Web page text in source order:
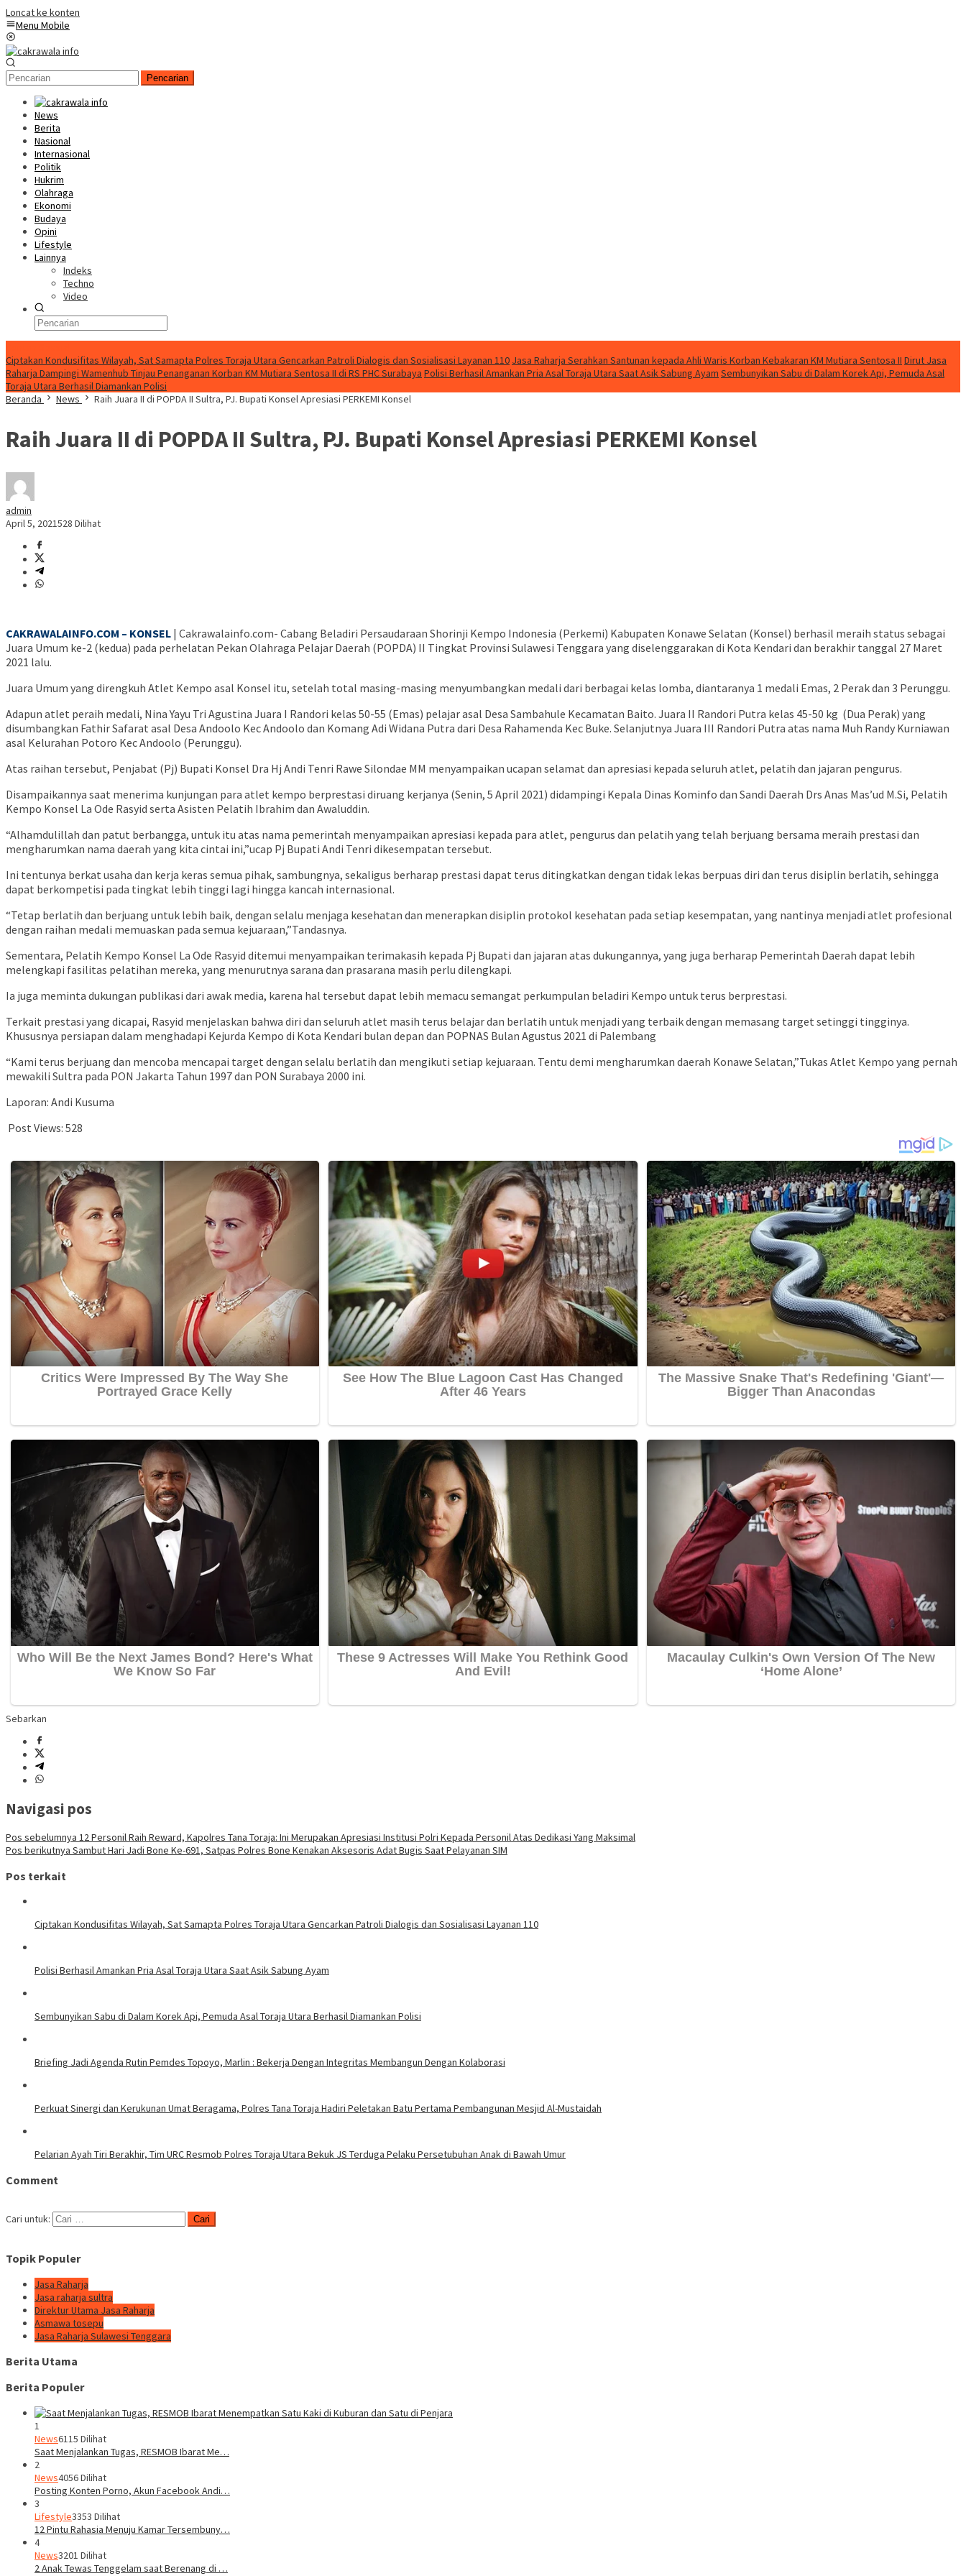
Loncat ke konten
Menu Mobile
Pencarian
News
Berita
Nasional
Internasional
Politik
Hukrim
Olahraga
Ekonomi
Budaya
Opini
Lifestyle
Lainnya
Indeks
Techno
Video
Ciptakan Kondusifitas Wilayah, Sat Samapta Polres Toraja Utara Gencarkan Patroli Dialogis dan Sosialisasi Layanan 110 Jasa Raharja Serahkan Santunan kepada Ahli Waris Korban Kebakaran KM Mutiara Sentosa II Dirut Jasa
Raharja Dampingi Wamenhub Tinjau Penanganan Korban KM Mutiara Sentosa II di RS PHC Surabaya Polisi Berhasil Amankan Pria Asal Toraja Utara Saat Asik Sabung Ayam Sembunyikan Sabu di Dalam Korek Api, Pemuda Asal
Toraja Utara Berhasil Diamankan Polisi
Beranda
News Raih Juara II di POPDA II Sultra, PJ. Bupati Konsel Apresiasi PERKEMI Konsel
Raih Juara II di POPDA II Sultra, PJ. Bupati Konsel Apresiasi PERKEMI Konsel
admin
April 5, 2021528 Dilihat
CAKRAWALAINFO.COM – KONSEL | Cakrawalainfo.com- Cabang Beladiri Persaudaraan Shorinji Kempo Indonesia (Perkemi) Kabupaten Konawe Selatan (Konsel) berhasil meraih status sebagai
Juara Umum ke-2 (kedua) pada perhelatan Pekan Olahraga Pelajar Daerah (POPDA) II Tingkat Provinsi Sulawesi Tenggara yang diselenggarakan di Kota Kendari dan berakhir tanggal 27 Maret
2021 lalu.
Juara Umum yang direngkuh Atlet Kempo asal Konsel itu, setelah total masing-masing menyumbangkan medali dari berbagai kelas lomba, diantaranya 1 medali Emas, 2 Perak dan 3 Perunggu.
Adapun atlet peraih medali, Nina Yayu Tri Agustina Juara I Randori kelas 50-55 (Emas) pelajar asal Desa Sambahule Kecamatan Baito. Juara II Randori Putra kelas 45-50 kg (Dua Perak) yang
disumbangkan Fathir Safarat asal Desa Andoolo Kec Andoolo dan Komang Adi Widana Putra dari Desa Rahamenda Kec Buke. Selanjutnya Juara III Randori Putra atas nama Muh Randy Kurniawan
asal Kelurahan Potoro Kec Andoolo (Perunggu).
Atas raihan tersebut, Penjabat (Pj) Bupati Konsel Dra Hj Andi Tenri Rawe Silondae MM menyampaikan ucapan selamat dan apresiasi kepada seluruh atlet, pelatih dan jajaran pengurus.
Disampaikannya saat menerima kunjungan para atlet kempo berprestasi diruang kerjanya (Senin, 5 April 2021) didampingi Kepala Dinas Kominfo dan Sandi Daerah Drs Anas Mas’ud M.Si, Pelatih
Kempo Konsel La Ode Rasyid serta Asisten Pelatih Ibrahim dan Awaluddin.
“Alhamdulillah dan patut berbangga, untuk itu atas nama pemerintah menyampaikan apresiasi kepada para atlet, pengurus dan pelatih yang telah berjuang bersama meraih prestasi dan
mengharumkan nama daerah yang kita cintai ini,”ucap Pj Bupati Andi Tenri dikesempatan tersebut.
Ini tentunya berkat usaha dan kerja keras semua pihak, sambungnya, sekaligus berharap prestasi dapat terus ditingkatkan dengan tidak lekas berpuas diri dan terus disiplin berlatih, sehingga
dapat berkompetisi pada tingkat lebih tinggi lagi hingga kancah internasional.
“Tetap berlatih dan berjuang untuk lebih baik, dengan selalu menjaga kesehatan dan menerapkan disiplin protokol kesehatan pada setiap kesempatan, yang nantinya menjadi atlet profesional
dengan raihan medali memuaskan pada semua kejuaraan,”Tandasnya.
Sementara, Pelatih Kempo Konsel La Ode Rasyid ditemui menyampaikan terimakasih kepada Pj Bupati dan jajaran atas dukungannya, yang juga berharap Pemerintah Daerah dapat lebih
melengkapi fasilitas pelatihan mereka, yang menurutnya sarana dan prasarana masih perlu dilengkapi.
Ia juga meminta dukungan publikasi dari awak media, karena hal tersebut dapat lebih memacu semangat perkumpulan beladiri Kempo untuk terus berprestasi.
Terkait prestasi yang dicapai, Rasyid menjelaskan bahwa diri dan seluruh atlet masih terus belajar dan berlatih untuk menjadi yang terbaik dengan memasang target setinggi tingginya.
Khususnya persiapan dalam menghadapi Kejurda Kempo di Kota Kendari bulan depan dan POPNAS Bulan Agustus 2021 di Palembang
“Kami terus berjuang dan mencoba mencapai target dengan selalu berlatih dan mengikuti setiap kejuaraan. Tentu demi mengharumkan daerah Konawe Selatan,”Tukas Atlet Kempo yang pernah
mewakili Sultra pada PON Jakarta Tahun 1997 dan PON Surabaya 2000 ini.
Laporan: Andi Kusuma
Post Views: 528
Sebarkan
Navigasi pos
Pos sebelumnya 12 Personil Raih Reward, Kapolres Tana Toraja: Ini Merupakan Apresiasi Institusi Polri Kepada Personil Atas Dedikasi Yang Maksimal
Pos berikutnya Sambut Hari Jadi Bone Ke-691, Satpas Polres Bone Kenakan Aksesoris Adat Bugis Saat Pelayanan SIM
Pos terkait
Ciptakan Kondusifitas Wilayah, Sat Samapta Polres Toraja Utara Gencarkan Patroli Dialogis dan Sosialisasi Layanan 110
Polisi Berhasil Amankan Pria Asal Toraja Utara Saat Asik Sabung Ayam
Sembunyikan Sabu di Dalam Korek Api, Pemuda Asal Toraja Utara Berhasil Diamankan Polisi
Briefing Jadi Agenda Rutin Pemdes Topoyo, Marlin : Bekerja Dengan Integritas Membangun Dengan Kolaborasi
Perkuat Sinergi dan Kerukunan Umat Beragama, Polres Tana Toraja Hadiri Peletakan Batu Pertama Pembangunan Mesjid Al-Mustaidah
Pelarian Ayah Tiri Berakhir, Tim URC Resmob Polres Toraja Utara Bekuk JS Terduga Pelaku Persetubuhan Anak di Bawah Umur
Comment
Cari untuk:
Topik Populer
Jasa Raharja
Jasa raharja sultra
Direktur Utama Jasa Raharja
Asmawa tosepu
Jasa Raharja Sulawesi Tenggara
Berita Utama
Berita Populer
1
News6115 Dilihat
Saat Menjalankan Tugas, RESMOB Ibarat Me…
2
News4056 Dilihat
Posting Konten Porno, Akun Facebook Andi…
3
Lifestyle3353 Dilihat
12 Pintu Rahasia Menuju Kamar Tersembuny…
4
News3201 Dilihat
2 Anak Tewas Tenggelam saat Berenang di …